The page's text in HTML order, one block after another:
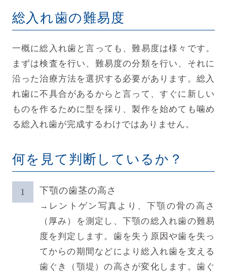
総入れ歯の難易度
一概に総入れ歯と言っても、難易度は様々です。
まずは検査を行い、難易度の分類を行い、それに
沿った治療方法を選択する必要があります。総入
れ歯に不具合があるからと言って、すぐに新しい
ものを作るために型を採り、製作を始めても噛め
る総入れ歯が完成するわけではありません。
何を見て判断しているか？
下顎の歯茎の高さ
→レントゲン写真より、下顎の骨の高さ
（厚み）を測定し、下顎の総入れ歯の難易
度を判定します。歯を失う原因や歯を失っ
てからの期間などにより総入れ歯を支える
歯ぐき（顎堤）の高さが変化します。歯ぐ